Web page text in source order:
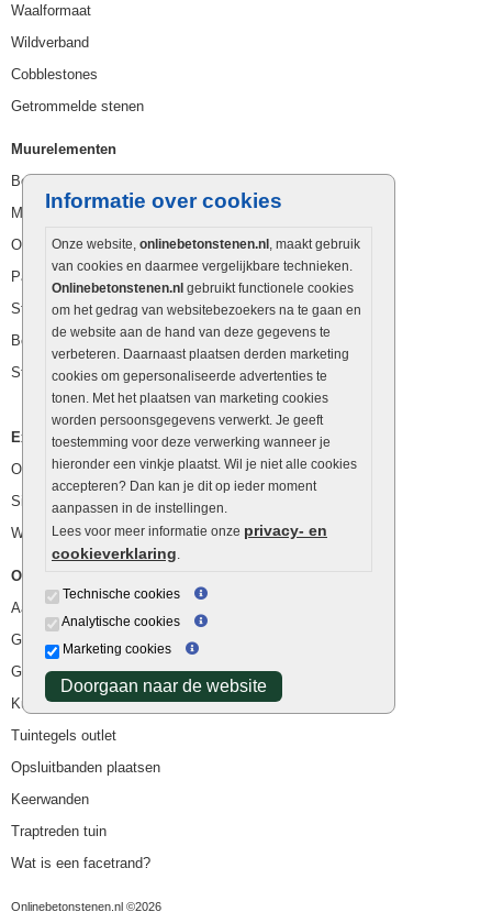
Informatie over cookies
Onze website, onlinebetonstenen.nl , maakt gebruik
van cookies en daarmee vergelijkbare technieken.
Onlinebetonstenen.nl gebruikt functionele cookies
om het gedrag van websitebezoekers na te gaan en
de website aan de hand van deze gegevens te
verbeteren. Daarnaast plaatsen derden marketing
cookies om gepersonaliseerde advertenties te
tonen. Met het plaatsen van marketing cookies
worden persoonsgegevens verwerkt. Je geeft
toestemming voor deze verwerking wanneer je
hieronder een vinkje plaatst. Wil je niet alle cookies
accepteren? Dan kan je dit op ieder moment
aanpassen in de instellingen.
Lees voor meer informatie onze privacy- en
cookieverklaring.
Technische cookies
Analytische cookies
Marketing cookies
Doorgaan naar de website
Waalformaat
Wildverband
Cobblestones
Getrommelde stenen
Muurelementen
Betonbielzen
Muurstenen
Opsluitbanden
Palissaden
Stapelblokken
Betonblokken
Stapelstenen
Extra benodigdheden
Ophoogzand
Siergrind en siersplit
Waterafvoer
Overig
Aanbiedingen
Goedkope bestrating
Goedkope tuintegels
Kunstgras
Tuintegels outlet
Opsluitbanden plaatsen
Keerwanden
Traptreden tuin
Wat is een facetrand?
Onlinebetonstenen.nl ©2026